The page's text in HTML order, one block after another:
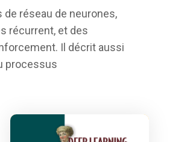
réseau de neurones,
récurrent, et des
Il décrit aussi
processus